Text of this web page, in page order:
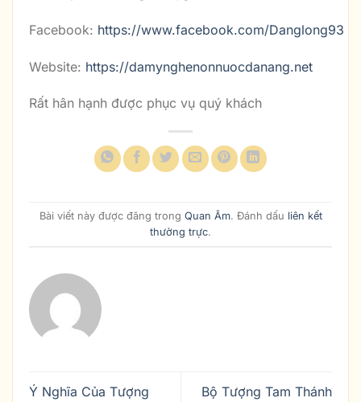
Facebook: https://www.facebook.com/Danglong93
Website: https://damynghenonnuocdanang.net
Rất hân hạnh được phục vụ quý khách
Bài viết này được đăng trong Quan Âm. Đánh dấu liên kết
thường trực.
Ý Nghĩa Của Tượng
Bộ Tượng Tam Thánh